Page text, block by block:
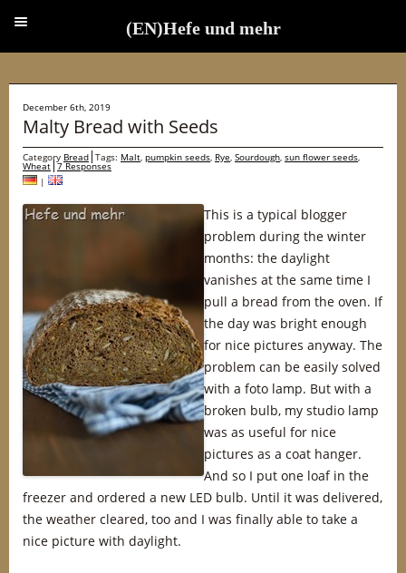
December 6th, 2019
Malty Bread with Seeds
Category Bread Tags: Malt, pumpkin seeds, Rye, Sourdough, sun flower seeds,
Wheat 7 Responses
|
This is a typical blogger
problem during the winter
months: the daylight
vanishes at the same time I
pull a bread from the oven. If
the day was bright enough
for nice pictures anyway. The
problem can be easily solved
with a foto lamp. But with a
broken bulb, my studio lamp
was as useful for nice
pictures as a coat hanger.
And so I put one loaf in the
freezer and ordered a new LED bulb. Until it was delivered,
the weather cleared, too and I was finally able to take a
nice picture with daylight.
(EN)Hefe und mehr
(EN)Hefe und mehr